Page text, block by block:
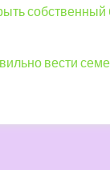
собственный
вести